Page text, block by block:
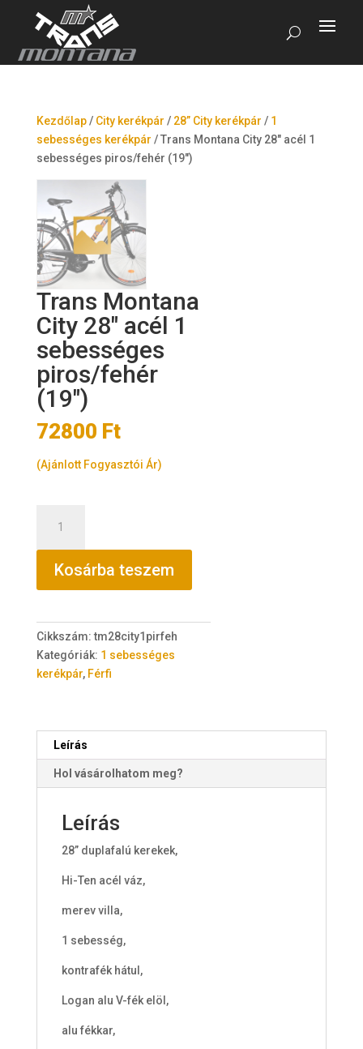
Kezdőlap/ City kerékpár / 28” City kerékpár / 1
sebességes kerékpár /Trans Montana City 28″ acél 1
sebességes piros/fehér (19″)
Trans Montana
City 28″ acél 1
sebességes
piros/fehér
(19″)
72800 Ft
(Ajánlott Fogyasztói Ár)
Montana
City
acél
sebességes
piros/fehér
(19")
mennyiség
Kosárba teszem
Cikkszám: tm28city1pirfeh
Kategóriák: 1 sebességes
kerékpár, Férfi
Leírás
Hol vásárolhatom meg?
Leírás
28” duplafalú kerekek,
Hi-Ten acél váz,
merev villa,
1 sebesség,
kontrafék hátul,
Logan alu V-fék elöl,
alu fékkar,